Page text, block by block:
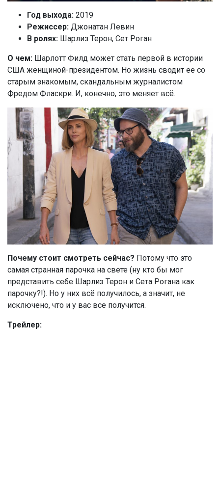
Год выхода: 2019
Режиссер: Джонатан Левин
В ролях: Шарлиз Терон, Сет Роган
О чем: Шарлотт Филд может стать первой в истории
США женщиной-президентом. Но жизнь сводит ее со
старым знакомым, скандальным журналистом
Фредом Фласкри. И, конечно, это меняет всё.
Почему стоит смотреть сейчас? Потому что это
самая странная парочка на свете (ну кто бы мог
представить себе Шарлиз Терон и Сета Рогана как
парочку?!). Но у них всё получилось, а значит, не
исключено, что и у вас все получится.
Трейлер: